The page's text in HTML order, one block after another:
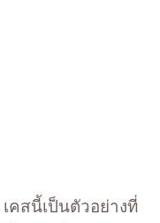
คสนี้เป็นตัวอย่างที่